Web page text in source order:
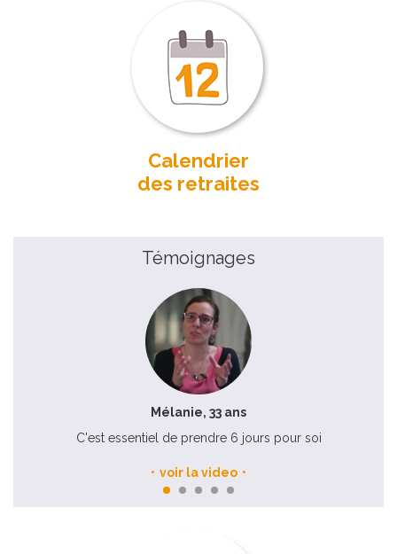
Calendrier
des retraites
Témoignages
Mélanie, 33 ans
C'est essentiel de prendre 6 jours pour soi
voir la video